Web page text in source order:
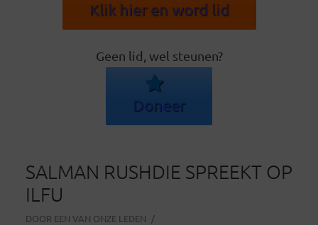
Klik hier en word lid
Geen lid, wel steunen?
Doneer
SALMAN RUSHDIE SPREEKT OP
ILFU
DOOR EEN VAN ONZE LEDEN